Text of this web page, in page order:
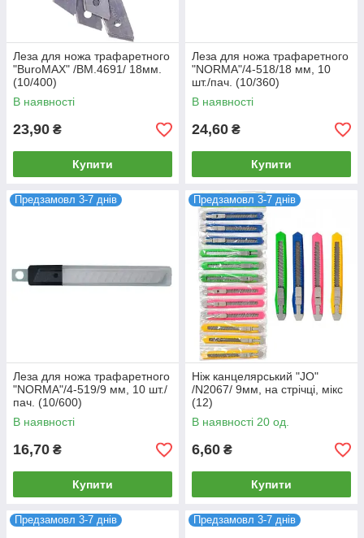
Леза для ножа трафаретного
"BuroMAX" /BM.4691/ 18мм.
(10/400)
В наявності
23,90 ₴
Купити
Леза для ножа трафаретного
"NORMA"/4-518/18 мм, 10
шт./пач. (10/360)
В наявності
24,60 ₴
Купити
Предзамовл 3-7 днів
Леза для ножа трафаретного
"NORMA"/4-519/9 мм, 10 шт./
пач. (10/600)
В наявності
16,70 ₴
Купити
Предзамовл 3-7 днів
Ніж канцелярський "JO"
/N2067/ 9мм, на стрічці, мікс
(12)
В наявності 20 од.
6,60 ₴
Купити
Предзамовл 3-7 днів Предзамовл 3-7 днів